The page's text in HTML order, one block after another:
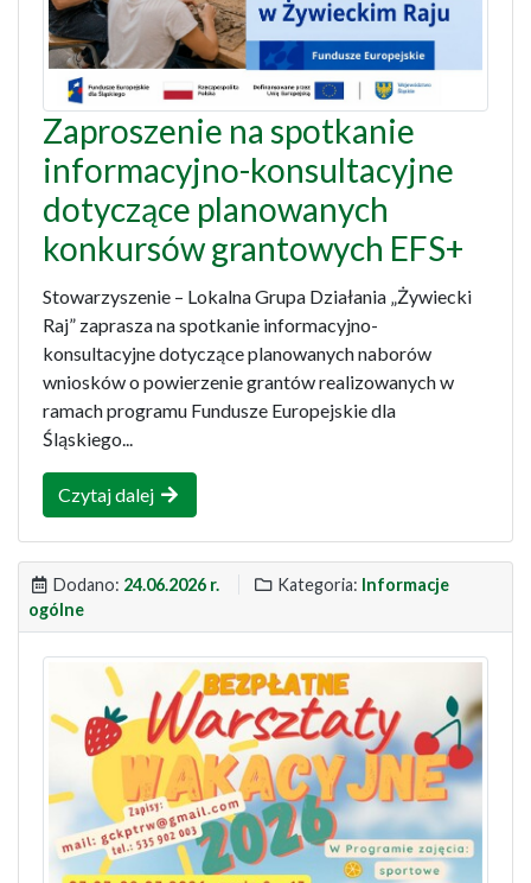
Zaproszenie na spotkanie
informacyjno-konsultacyjne
dotyczące planowanych
konkursów grantowych EFS+
Stowarzyszenie – Lokalna Grupa Działania „Żywiecki
Raj” zaprasza na spotkanie informacyjno-
konsultacyjne dotyczące planowanych naborów
wniosków o powierzenie grantów realizowanych w
ramach programu Fundusze Europejskie dla
Śląskiego...
Czytaj dalej
Dodano: 24.06.2026 r. Kategoria: Informacje
ogólne